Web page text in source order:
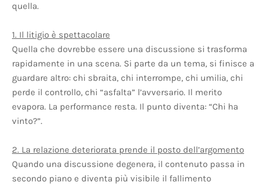
quella.
1. Il litigio è spettacolare
Quella che dovrebbe essere una discussione si trasforma
rapidamente in una scena. Si parte da un tema, si finisce a
guardare altro: chi sbraita, chi interrompe, chi umilia, chi
perde il controllo, chi “asfalta” l’avversario. Il merito
evapora. La performance resta. Il punto diventa: “Chi ha
vinto?”.
2. La relazione deteriorata prende il posto dell’argomento
Quando una discussione degenera, il contenuto passa in
secondo piano e diventa più visibile il fallimento